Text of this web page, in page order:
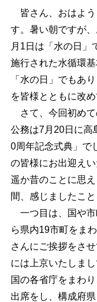
皆さん、おはよ
す。暑い朝ですが
月1日は「水の日」
施行された水循環
「水の日」でもあ
を皆様とともに改
さて、今回初め
公務は7月20日に高
0周年記念式典」で
の皆様にお出迎え
遥か昔のことに思
間、感じましたこ
一つ目は、国や
ら県内19市町をま
さんにご挨拶をさ
には上京いたしま
国の各省庁をまわ
出席をし、構成府